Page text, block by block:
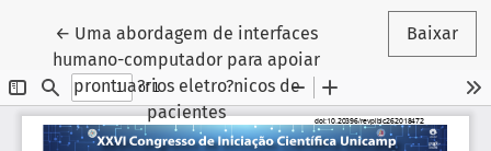
← Voltar aos Detalhes do Artigo
Uma abordagem de interfaces
humano-computador para apoiar
prontua?rios eletro?nicos de
pacientes
Baixar